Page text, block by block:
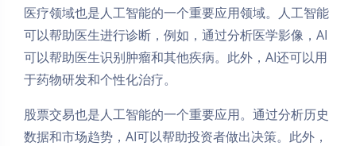
医疗领域也是人工智能的一个重要应用领域。人工智能
可以帮助医生进行诊断，例如，通过分析医学影像，AI
可以帮助医生识别肿瘤和其他疾病。此外，AI还可以用
于药物研发和个性化治疗。
股票交易也是人工智能的一个重要应用。通过分析历史
数据和市场趋势，AI可以帮助投资者做出决策。此外，